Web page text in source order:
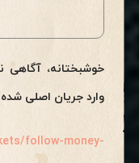
خوشبختانه، آگاهی
وارد جریان اصلی
follow-money-